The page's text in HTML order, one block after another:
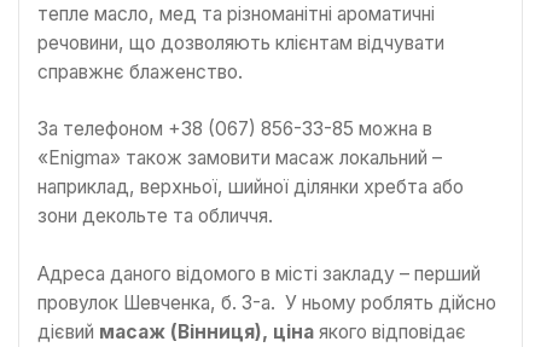
тепле масло, мед та різноманітні ароматичні
речовини, що дозволяють клієнтам відчувати
справжнє блаженство.
За телефоном +38 (067) 856-33-85 можна в
«Enigma» також замовити масаж локальний –
наприклад, верхньої, шийної ділянки хребта або
зони декольте та обличчя.
Адреса даного відомого в місті закладу – перший
провулок Шевченка, б. 3-а. У ньому роблять дійсно
дієвий масаж (Вінниця), ціна якого відповідає